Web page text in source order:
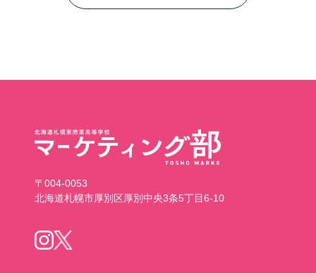
〒004-0053
北海道札幌市厚別区厚別中央3条5丁目6-10